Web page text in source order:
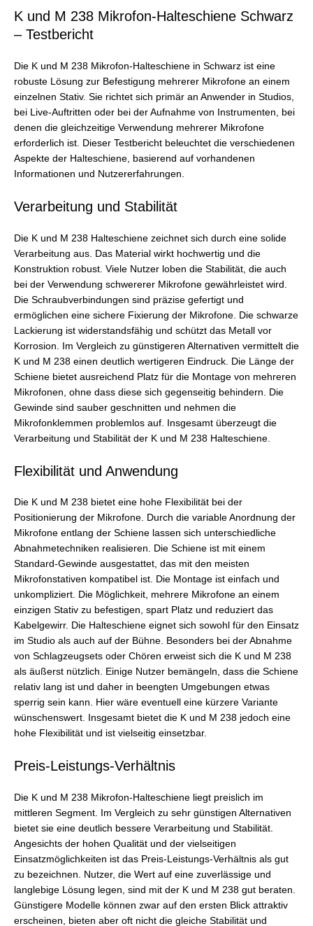
K und M 238 Mikrofon-Halteschiene Schwarz
– Testbericht
Die K und M 238 Mikrofon-Halteschiene in Schwarz ist eine
robuste Lösung zur Befestigung mehrerer Mikrofone an einem
einzelnen Stativ. Sie richtet sich primär an Anwender in Studios,
bei Live-Auftritten oder bei der Aufnahme von Instrumenten, bei
denen die gleichzeitige Verwendung mehrerer Mikrofone
erforderlich ist. Dieser Testbericht beleuchtet die verschiedenen
Aspekte der Halteschiene, basierend auf vorhandenen
Informationen und Nutzererfahrungen.
Verarbeitung und Stabilität
Die K und M 238 Halteschiene zeichnet sich durch eine solide
Verarbeitung aus. Das Material wirkt hochwertig und die
Konstruktion robust. Viele Nutzer loben die Stabilität, die auch
bei der Verwendung schwererer Mikrofone gewährleistet wird.
Die Schraubverbindungen sind präzise gefertigt und
ermöglichen eine sichere Fixierung der Mikrofone. Die schwarze
Lackierung ist widerstandsfähig und schützt das Metall vor
Korrosion. Im Vergleich zu günstigeren Alternativen vermittelt die
K und M 238 einen deutlich wertigeren Eindruck. Die Länge der
Schiene bietet ausreichend Platz für die Montage von mehreren
Mikrofonen, ohne dass diese sich gegenseitig behindern. Die
Gewinde sind sauber geschnitten und nehmen die
Mikrofonklemmen problemlos auf. Insgesamt überzeugt die
Verarbeitung und Stabilität der K und M 238 Halteschiene.
Flexibilität und Anwendung
Die K und M 238 bietet eine hohe Flexibilität bei der
Positionierung der Mikrofone. Durch die variable Anordnung der
Mikrofone entlang der Schiene lassen sich unterschiedliche
Abnahmetechniken realisieren. Die Schiene ist mit einem
Standard-Gewinde ausgestattet, das mit den meisten
Mikrofonstativen kompatibel ist. Die Montage ist einfach und
unkompliziert. Die Möglichkeit, mehrere Mikrofone an einem
einzigen Stativ zu befestigen, spart Platz und reduziert das
Kabelgewirr. Die Halteschiene eignet sich sowohl für den Einsatz
im Studio als auch auf der Bühne. Besonders bei der Abnahme
von Schlagzeugsets oder Chören erweist sich die K und M 238
als äußerst nützlich. Einige Nutzer bemängeln, dass die Schiene
relativ lang ist und daher in beengten Umgebungen etwas
sperrig sein kann. Hier wäre eventuell eine kürzere Variante
wünschenswert. Insgesamt bietet die K und M 238 jedoch eine
hohe Flexibilität und ist vielseitig einsetzbar.
Preis-Leistungs-Verhältnis
Die K und M 238 Mikrofon-Halteschiene liegt preislich im
mittleren Segment. Im Vergleich zu sehr günstigen Alternativen
bietet sie eine deutlich bessere Verarbeitung und Stabilität.
Angesichts der hohen Qualität und der vielseitigen
Einsatzmöglichkeiten ist das Preis-Leistungs-Verhältnis als gut
zu bezeichnen. Nutzer, die Wert auf eine zuverlässige und
langlebige Lösung legen, sind mit der K und M 238 gut beraten.
Günstigere Modelle können zwar auf den ersten Blick attraktiv
erscheinen, bieten aber oft nicht die gleiche Stabilität und